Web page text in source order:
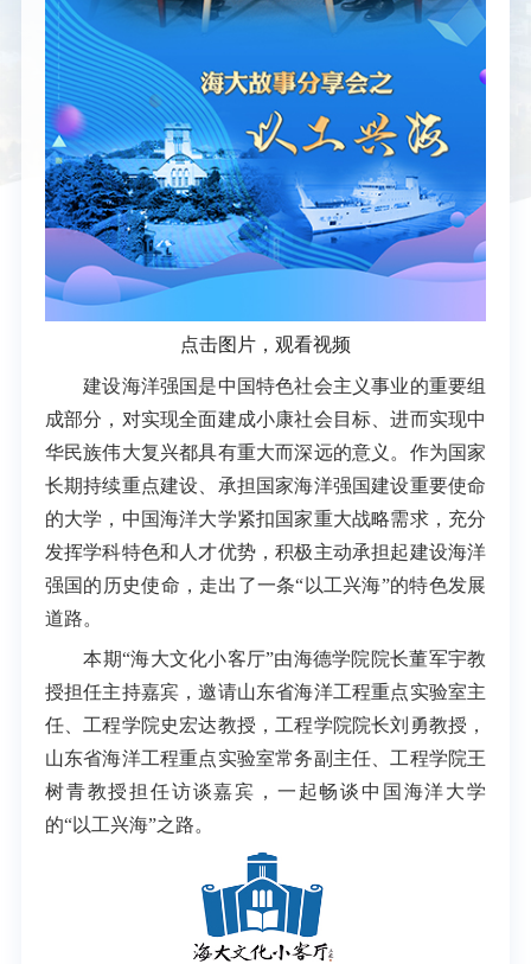
点击图片，观看视频
建设海洋强国是中国特色社会主义事业的重要组
成部分，对实现全面建成小康社会目标、进而实现中
华民族伟大复兴都具有重大而深远的意义。作为国家
长期持续重点建设、承担国家海洋强国建设重要使命
的大学，中国海洋大学紧扣国家重大战略需求，充分
发挥学科特色和人才优势，积极主动承担起建设海洋
强国的历史使命，走出了一条“以工兴海”的特色发展
道路。
本期“海大文化小客厅”由海德学院院长董军宇教
授担任主持嘉宾，邀请山东省海洋工程重点实验室主
任、工程学院史宏达教授 ，工程学院院长刘勇教授，
山东省海洋工程重点实验室常务副主任、工程学院王
树青教授担任访谈嘉宾，一起畅谈中国海洋大学
的“以工兴海”之路。